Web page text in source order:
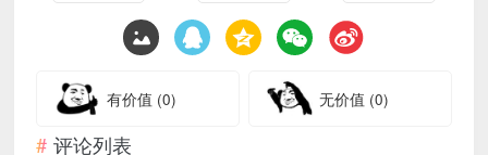
有价值 (0) 无价值 (0)
评论列表